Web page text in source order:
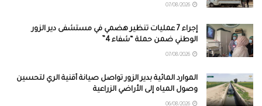
إجراء 7 عمليات تنظير هضمي في مستشفى دير الزور
الوطني ضمن حملة “شفاء 4”
الموارد المائية بدير الزور تواصل صيانة أقنية الري لتحسين
وصول المياه إلى الأراضي الزراعية